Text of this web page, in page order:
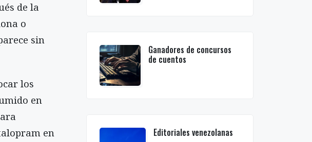
de la
o
sin
los
en
en
Ganadores de concursos
de cuentos
Editoriales venezolanas